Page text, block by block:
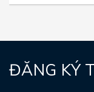
ĐĂNG KÝ